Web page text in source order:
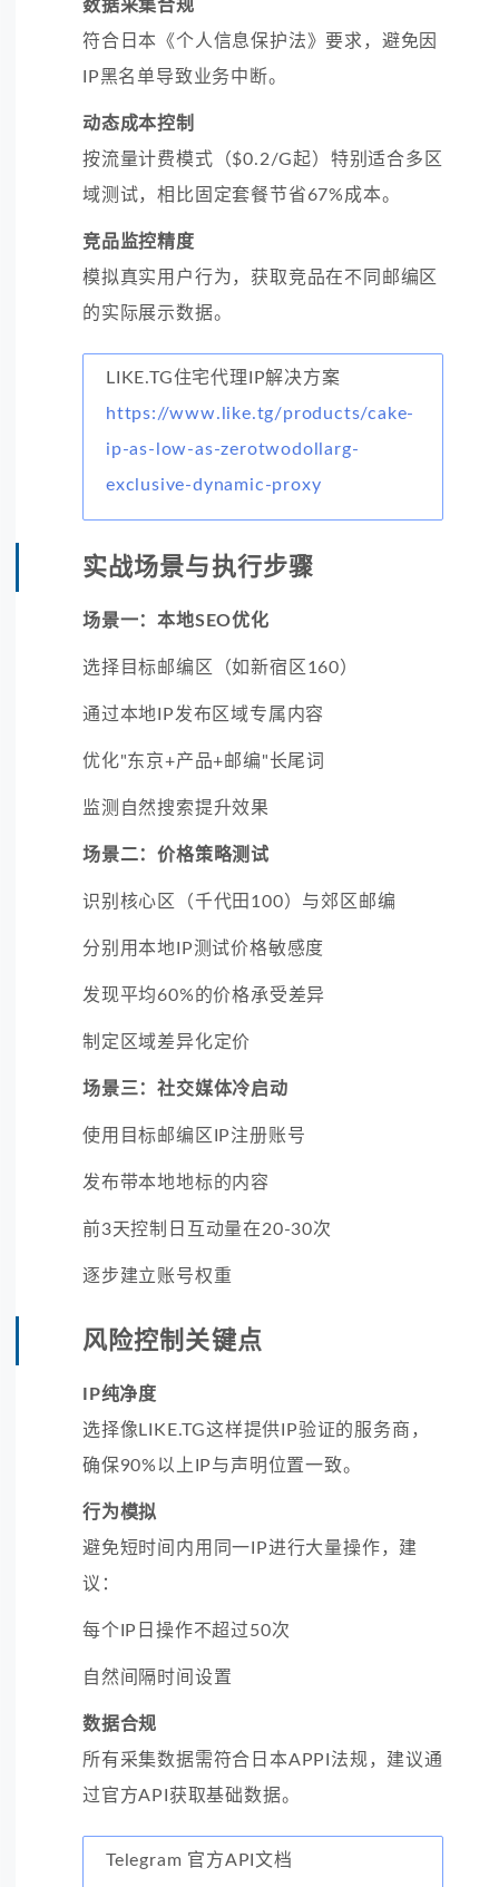
数据采集合规
符合日本《个人信息保护法》要求，避免因
IP黑名单导致业务中断。
动态成本控制
按流量计费模式（$0.2/G起）特别适合多区
域测试，相比固定套餐节省67%成本。
竞品监控精度
模拟真实用户行为，获取竞品在不同邮编区
的实际展示数据。
LIKE.TG住宅代理IP解决方案
https://www.like.tg/products/cake-
ip-as-low-as-zerotwodollarg-
exclusive-dynamic-proxy
实战场景与执行步骤
场景一：本地SEO优化
选择目标邮编区（如新宿区160）
通过本地IP发布区域专属内容
优化"东京+产品+邮编"长尾词
监测自然搜索提升效果
场景二：价格策略测试
识别核心区（千代田100）与郊区邮编
分别用本地IP测试价格敏感度
发现平均60%的价格承受差异
制定区域差异化定价
场景三：社交媒体冷启动
使用目标邮编区IP注册账号
发布带本地地标的内容
前3天控制日互动量在20-30次
逐步建立账号权重
风险控制关键点
IP纯净度
选择像LIKE.TG这样提供IP验证的服务商，
确保90%以上IP与声明位置一致。
行为模拟
避免短时间内用同一IP进行大量操作，建
议：
每个IP日操作不超过50次
自然间隔时间设置
数据合规
所有采集数据需符合日本APPI法规，建议通
过官方API获取基础数据。
Telegram 官方API文档